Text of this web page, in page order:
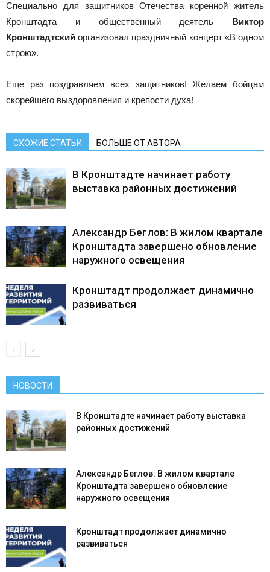
Специально для защитников Отечества коренной житель
Кронштадта и общественный деятель Виктор
Кронштадтский организовал праздничный концерт «В одном
строю».
Еще раз поздравляем всех защитников! Желаем бойцам
скорейшего выздоровления и крепости духа!
СХОЖИЕ СТАТЬИ БОЛЬШЕ ОТ АВТОРА
В Кронштадте начинает работу
выставка районных достижений
Александр Беглов: В жилом квартале
Кронштадта завершено обновление
наружного освещения
Кронштадт продолжает динамично
развиваться
НОВОСТИ
В Кронштадте начинает работу выставка
районных достижений
Александр Беглов: В жилом квартале
Кронштадта завершено обновление
наружного освещения
Кронштадт продолжает динамично
развиваться